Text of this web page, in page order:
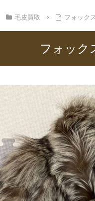
毛皮買取 フォック
フォック